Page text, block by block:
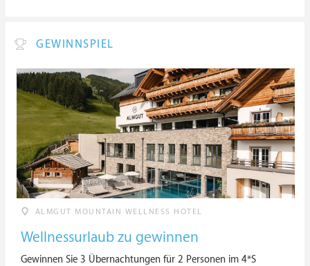
GEWINNSPIEL
ALMGUT MOUNTAIN WELLNESS HOTEL
Wellnessurlaub zu gewinnen
Gewinnen Sie 3 Übernachtungen für 2 Personen im 4*S